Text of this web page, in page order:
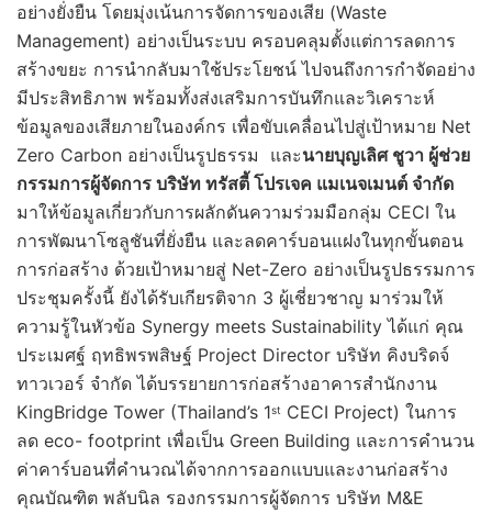
อย่างยั่งยืน โดยมุ่งเน้นการจัดการของเสีย (Waste
Management) อย่างเป็นระบบ ครอบคลุมตั้งแต่การลดการ
สร้างขยะ การนำกลับมาใช้ประโยชน์ ไปจนถึงการกำจัดอย่าง
มีประสิทธิภาพ พร้อมทั้งส่งเสริมการบันทึกและวิเคราะห์
ข้อมูลของเสียภายในองค์กร เพื่อขับเคลื่อนไปสู่เป้าหมาย Net
Zero Carbon อย่างเป็นรูปธรรม และนายบุญเลิศ ชูวา ผู้ช่วย
กรรมการผู้จัดการ บริษัท ทรัสตี้ โปรเจค แมเนจเมนต์ จำกัด
มาให้ข้อมูลเกี่ยวกับการผลักดันความร่วมมือกลุ่ม CECI ใน
การพัฒนาโซลูชันที่ยั่งยืน และลดคาร์บอนแฝงในทุกขั้นตอน
การก่อสร้าง ด้วยเป้าหมายสู่ Net-Zero อย่างเป็นรูปธรรมการ
ประชุมครั้งนี้ ยังได้รับเกียรติจาก 3 ผู้เชี่ยวชาญ มาร่วมให้
ความรู้ในหัวข้อ Synergy meets Sustainability ได้แก่ คุณ
ประเมศฐ์ ฤทธิพรพสิษฐ์ Project Director บริษัท คิงบริดจ์
ทาวเวอร์ จำกัด ได้บรรยายการก่อสร้างอาคารสำนักงาน
KingBridge Tower (Thailand’s 1st CECI Project) ในการ
ลด eco- footprint เพื่อเป็น Green Building และการคำนวน
ค่าคาร์บอนที่คำนวณได้จากการออกแบบและงานก่อสร้าง
คุณบัณฑิต พลับนิล รองกรรมการผู้จัดการ บริษัท M&E